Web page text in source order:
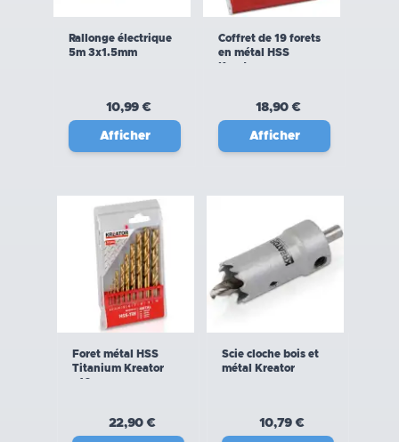
Rallonge électrique
5m 3x1.5mm
10,99 €
Afficher
Coffret de 19 forets
en métal HSS
Kreator
18,90 €
Afficher
Foret métal HSS
Titanium Kreator
x10
22,90 €
Scie cloche bois et
métal Kreator
10,79 €